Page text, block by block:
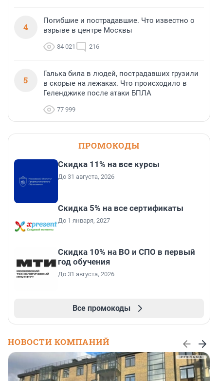
4
Погибшие и пострадавшие. Что известно о
взрыве в центре Москвы
84 021 216
5
Галька била в людей, пострадавших грузили
в скорые на лежаках. Что происходило в
Геленджике после атаки БПЛА
77 999
ПРОМОКОДЫ
Скидка 11% на все курсы
До 31 августа, 2026
Скидка 5% на все сертификаты
До 1 января, 2027
Скидка 10% на ВО и СПО в первый
год обучения
До 31 августа, 2026
Все промокоды
НОВОСТИ КОМПАНИЙ